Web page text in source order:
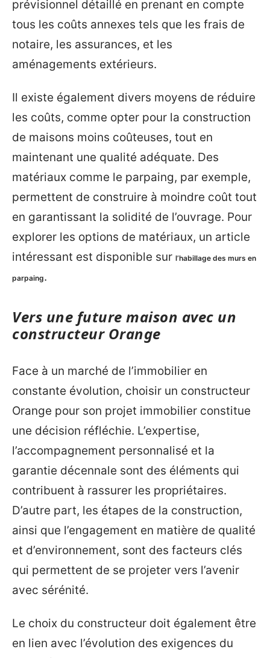
prévisionnel détaillé en prenant en compte
tous les coûts annexes tels que les frais de
notaire, les assurances, et les
aménagements extérieurs.
Il existe également divers moyens de réduire
les coûts, comme opter pour la construction
de maisons moins coûteuses, tout en
maintenant une qualité adéquate. Des
matériaux comme le parpaing, par exemple,
permettent de construire à moindre coût tout
en garantissant la solidité de l’ouvrage. Pour
explorer les options de matériaux, un article
intéressant est disponible sur l’habillage des murs en
parpaing.
Vers une future maison avec un
constructeur Orange
Face à un marché de l’immobilier en
constante évolution, choisir un constructeur
Orange pour son projet immobilier constitue
une décision réfléchie. L’expertise,
l’accompagnement personnalisé et la
garantie décennale sont des éléments qui
contribuent à rassurer les propriétaires.
D’autre part, les étapes de la construction,
ainsi que l’engagement en matière de qualité
et d’environnement, sont des facteurs clés
qui permettent de se projeter vers l’avenir
avec sérénité.
Le choix du constructeur doit également être
en lien avec l’évolution des exigences du